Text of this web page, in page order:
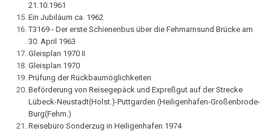
21.10.1961
Ein Jubiläum ca. 1962
T3169 - Der erste Schienenbus über die Fehmarnsund Brücke am
30. April 1963
Gleisplan 1970 II
Gleisplan 1970
Prüfung der Rückbaumöglichkeiten
Beförderung von Reisegepäck und Expreßgut auf der Strecke
Lübeck-Neustadt(Holst.)-Puttgarden (Heiligenhafen-Großenbrode-
Burg(Fehm.)
Reisebüro Sonderzug in Heiligenhafen 1974